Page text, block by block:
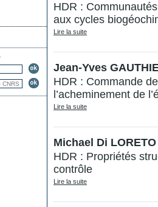
HDR :
aux cycles
Lire la suite
Jean-Yves
HDR : Commande
l’acheminement de
Lire la suite
Michael Di
HDR : Propriétés
contrôle
Lire la suite